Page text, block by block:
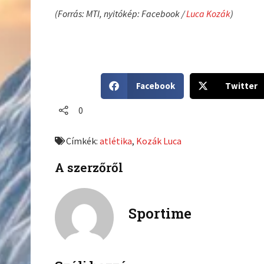
(Forrás: MTI, nyitókép: Facebook /Luca Kozák)
h
o
f
b
Facebook
h
Twitter
0
Címkék:atlétika, Kozák Luca
A szerzőről
Sportime